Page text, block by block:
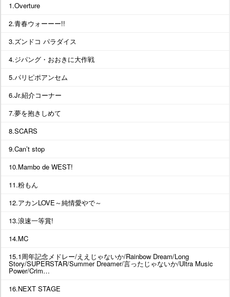
1.Overture
2.青春ウォーーー!!
3.ズンドコ パラダイス
4.ジパング・おおきに大作戦
5.パリピポアンセム
6.Jr.紹介コーナー
7.夢を抱きしめて
8.SCARS
9.Can’t stop
10.Mambo de WEST!
11.粉もん
12.アカンLOVE～純情愛やで～
13.浪速一等賞!
14.MC
15.1周年記念メドレー/ええじゃないか/Rainbow Dream/Long
Story/SUPERSTAR/Summer Dreamer/言ったじゃないか/Ultra Music
Power/Crim…
16.NEXT STAGE